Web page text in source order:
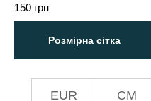
150 грн
Розмірна сітка
EUR СМ